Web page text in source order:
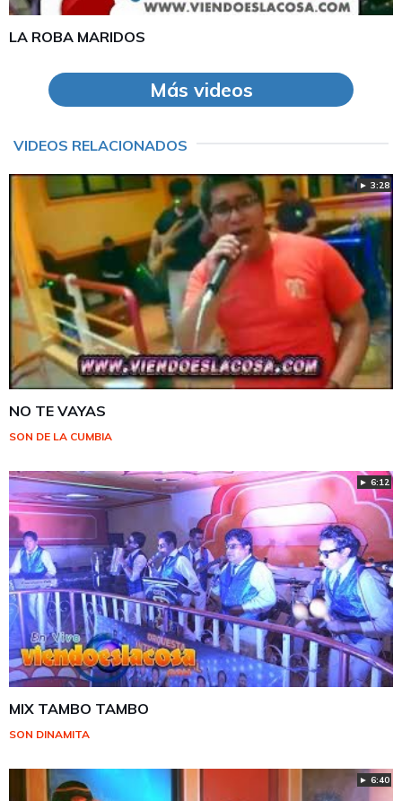
LA ROBA MARIDOS
Más videos
VIDEOS RELACIONADOS
► 3:28
NO TE VAYAS
SON DE LA CUMBIA
► 6:12
MIX TAMBO TAMBO
SON DINAMITA
► 6:40